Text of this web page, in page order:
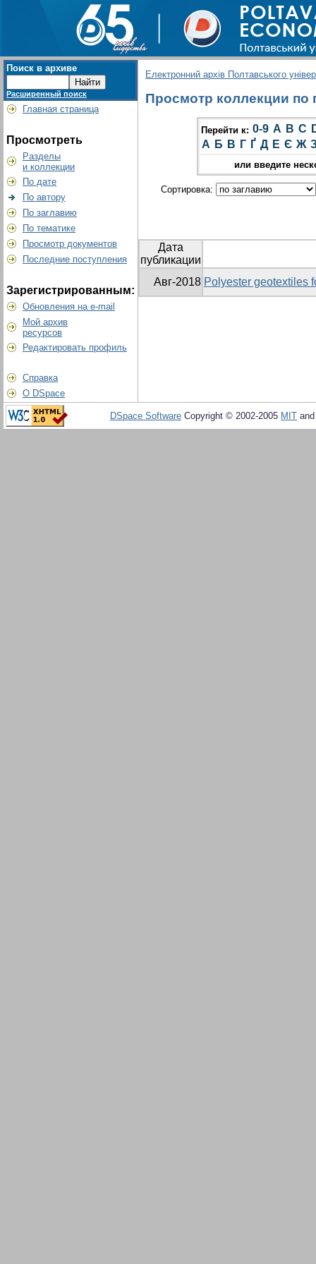
Поиск в архиве
Расширенный поиск
Главная страница
Просмотреть
Разделы
и коллекции
По дате
По автору
По заглавию
По тематике
Просмотр документов
Последние поступления
Зарегистрированным:
Обновления на e-mail
Мой архив
ресурсов
Редактировать профиль
Справка
О DSpace
Електронний архів Полтавського
Просмотр коллекции по
Перейти к: 0-9 A B C
А Б В Г Ґ Д Е Є Ж
или введите
Сортировка:
Дата
публикации
Авг-2018 Polyester geotextiles
DSpace Software Copyright © 2002-2005 MIT